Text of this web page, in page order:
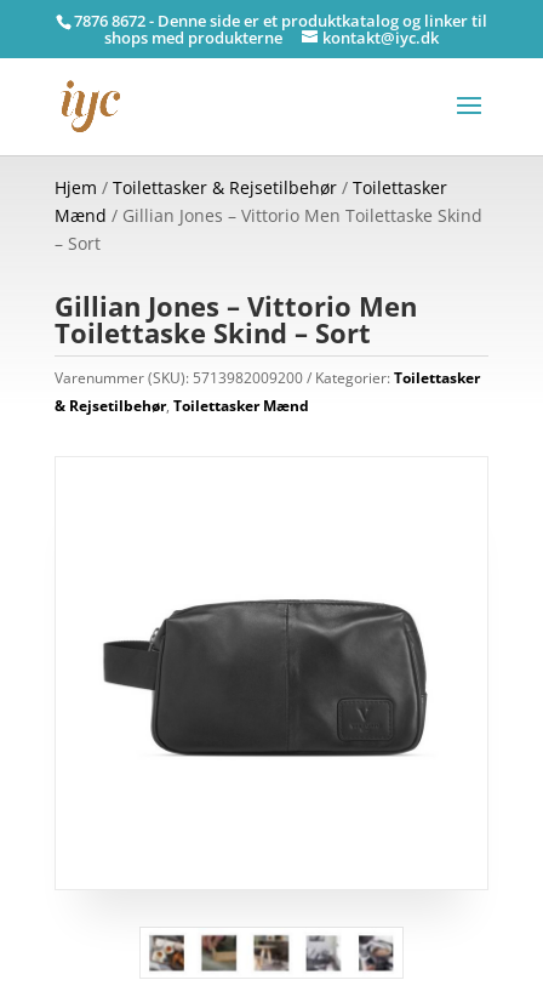
7876 8672 - Denne side er et produktkatalog og linker til
shops med produkterne kontakt@iyc.dk
Hjem / Toilettasker & Rejsetilbehør/ Toilettasker
Mænd / Gillian Jones – Vittorio Men Toilettaske Skind
– Sort
Gillian Jones – Vittorio Men
Toilettaske Skind – Sort
Varenummer (SKU): 5713982009200 Kategorier:Toilettasker
& Rejsetilbehør, Toilettasker Mænd